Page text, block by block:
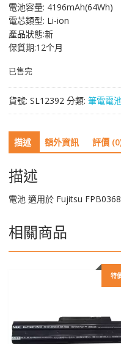
電池容量: 4196mAh(64Wh)
電芯類型: Li-ion
產品狀態:新
保質期:12个月
已售完
貨號: SL12392 分類: 筆電電池
描述 額外資訊 評價
描述
電池 適用於 Fujitsu
相關商品
特